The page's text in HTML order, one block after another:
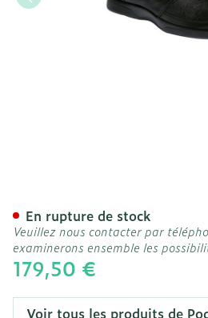
179,50 €
En rupture de stock
Veuillez nous contacter par
examinerons ensemble les
Voir tous les produits de